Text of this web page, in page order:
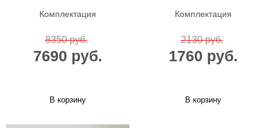
Комплектация
8350 руб.
7690 руб.
В корзину
Комплектация
2130 руб.
1760 руб.
В корзину